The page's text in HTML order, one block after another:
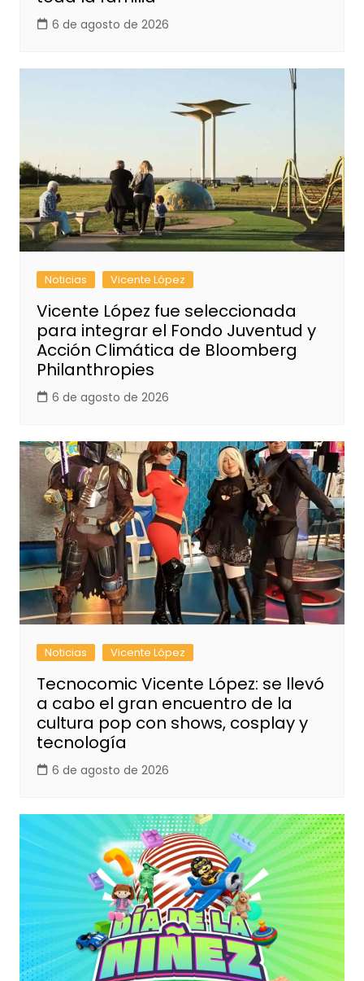
6 de agosto de 2026
Noticias Vicente López
Vicente López fue seleccionada
para integrar el Fondo Juventud y
Acción Climática de Bloomberg
Philanthropies
6 de agosto de 2026
Noticias Vicente López
Tecnocomic Vicente López: se llevó
a cabo el gran encuentro de la
cultura pop con shows, cosplay y
tecnología
6 de agosto de 2026